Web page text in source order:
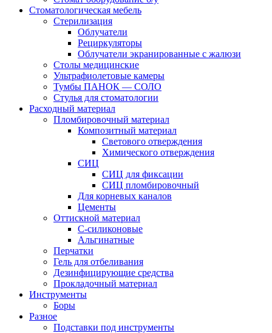
Стоматологическая мебель
Стерилизация
Облучатели
Рециркуляторы
Облучатели экранированные с жалюзи
Столы медицинские
Ультрафиолетовые камеры
Тумбы ПАНОК — СОЛО
Стулья для стоматологии
Расходный материал
Пломбировочный материал
Композитный материал
Светового отверждения
Химического отверждения
СИЦ
СИЦ для фиксации
СИЦ пломбировочный
Для корневых каналов
Цементы
Оттискной материал
С-силиконовые
Альгинатные
Перчатки
Гель для отбеливания
Дезинфицирующие средства
Прокладочный материал
Инструменты
Боры
Разное
Подставки под инструменты